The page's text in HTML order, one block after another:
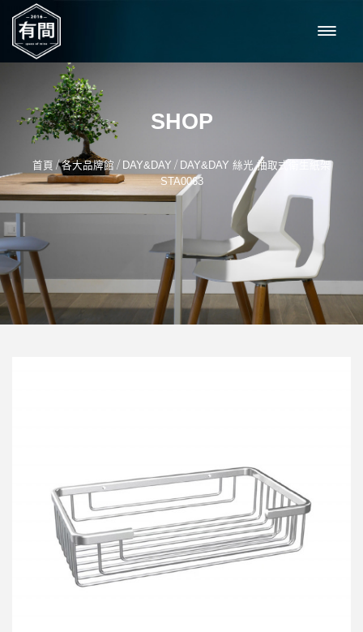
SHOP
首頁 /各大品牌館 / DAY&DAY / DAY&DAY 絲光 抽取式衛生紙架
STA0063